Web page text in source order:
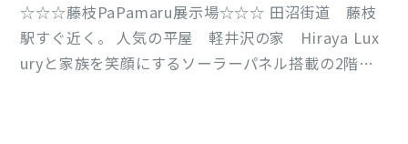
☆☆☆藤枝PaPamaru展示場☆☆☆ 田沼街道 藤枝
駅すぐ近く。 人気の平屋 軽井沢の家 Hiraya Lux
uryと家族を笑顔にするソーラーパネル搭載の2階建